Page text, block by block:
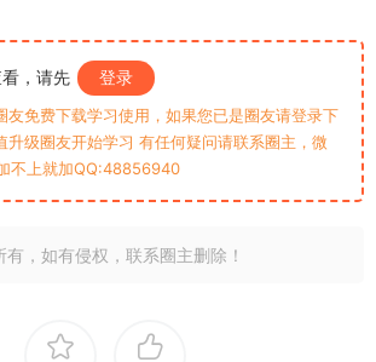
，请先 登录
友免费下载学习使用，如果您已是圈友请登录下
升级圈友开始学习 有任何疑问请联系圈主，微
不上就加QQ:48856940
，如有侵权，联系圈主删除！